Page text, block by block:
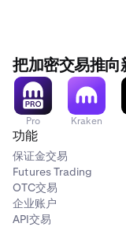
把加密交易推向
Pro Kraken
功能
保证金交易
Futures Trading
OTC交易
企业账户
API交易